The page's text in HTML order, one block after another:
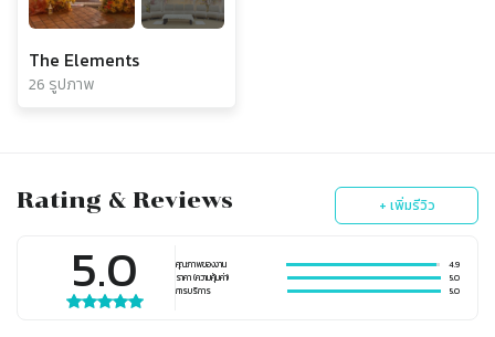
The Elements
26 รูปภาพ
Rating & Reviews + เพิ่มรีวิว
5.0 คุณภาพของงาน
4.9
ราคา (ความคุ้มค่า)
5.0
การบริการ
5.0